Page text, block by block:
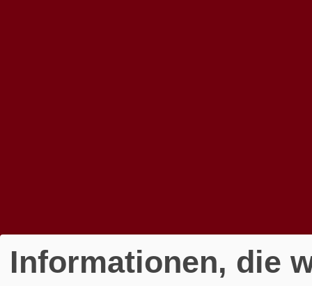
Informationen, die